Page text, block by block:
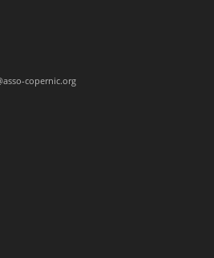
copernic.org